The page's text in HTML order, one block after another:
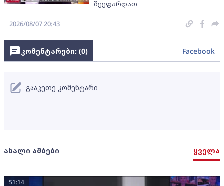
შეეფარდათ
2026/08/07 20:43
ახალი ამბები ყველა
51:14
კომენტარები: (0) Facebook
გააკეთე კომენტარი